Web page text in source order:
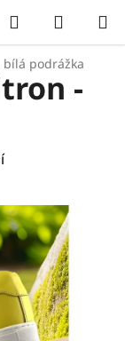
Hledat
KOŠÍK
podrážka
-